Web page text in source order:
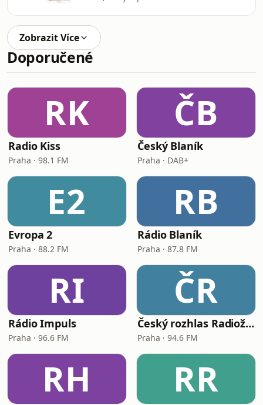
Zobrazit Více
Doporučené
RK
Radio Kiss
Praha · 98.1 FM
ČB
Český Blaník
Praha · DAB+
E2
Evropa 2
Praha · 88.2 FM
RB
Rádio Blaník
Praha · 87.8 FM
RI
Rádio Impuls
Praha · 96.6 FM
ČR
Český rozhlas Radiožurnál
Praha · 94.6 FM
RH RR